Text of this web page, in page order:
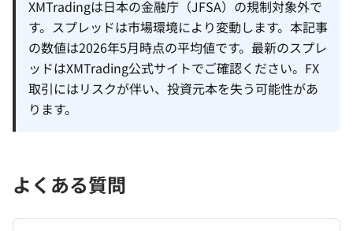
XMTradingは日本の金融庁（JFSA）の規制対象外で
す。スプレッドは市場環境により変動します。本記事
の数値は2026年5月時点の平均値です。最新のスプレ
ッドはXMTrading公式サイトでご確認ください。FX
取引にはリスクが伴い、投資元本を失う可能性があ
ります。
よくある質問